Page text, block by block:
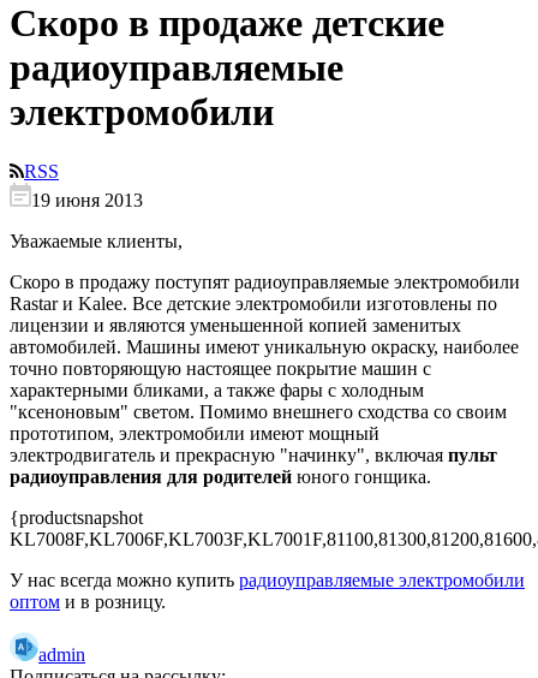
Скоро в продаже детские
радиоуправляемые
электромобили
RSS
19 июня 2013
Уважаемые клиенты,
Скоро в продажу поступят радиоуправляемые электромобили
Rastar и Kalee. Все детские электромобили изготовлены по
лицензии и являются уменьшенной копией заменитых
автомобилей. Машины имеют уникальную окраску, наиболее
точно повторяющую настоящее покрытие машин с
характерными бликами, а также фары с холодным
"ксеноновым" светом. Помимо внешнего сходства со своим
прототипом, электромобили имеют мощный
электродвигатель и прекрасную "начинку", включая пульт
радиоуправления для родителей юного гонщика.
{productsnapshot
У нас всегда можно купить радиоуправляемые электромобили
оптом и в розницу.
admin